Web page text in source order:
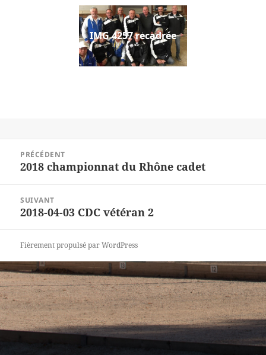
IMG 4257 recadrée
l’article
PRÉCÉDENT
Article
2018 championnat du Rhône cadet
SUIVANT
Article
2018-04-03 CDC vétéran 2
Fièrement propulsé par WordPress